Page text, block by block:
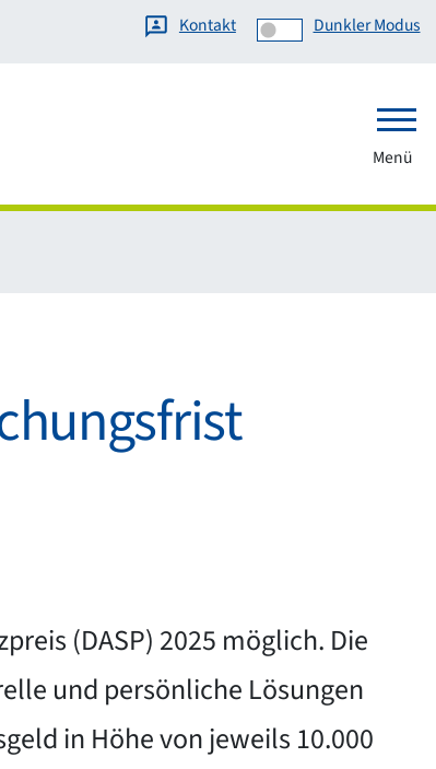
Kontakt Dunkler Modus
Menü
(DASP) 2025 möglich. Die
und persönliche Lösungen
in Höhe von jeweils 10.000